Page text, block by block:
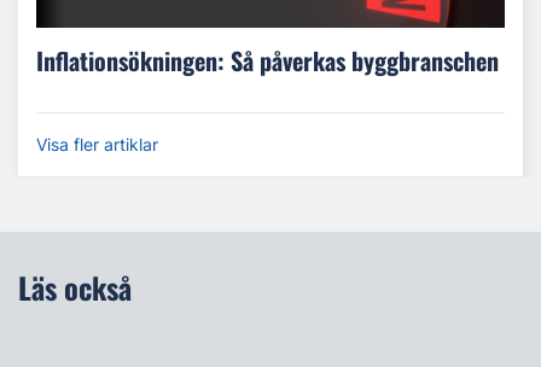
Inflationsökningen: Så påverkas byggbranschen
Visa fler artiklar
Läs också